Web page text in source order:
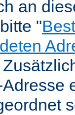
an
"